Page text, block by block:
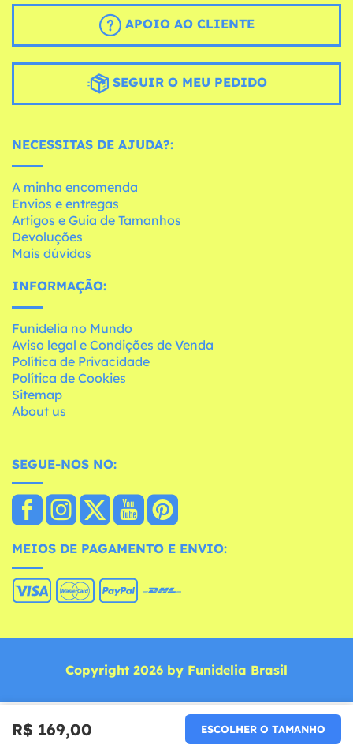
R$ 169,00 ESCOLHER O TAMANHO
APOIO AO CLIENTE
SEGUIR O MEU PEDIDO
NECESSITAS DE AJUDA?:
A minha encomenda
Envios e entregas
Artigos e Guia de Tamanhos
Devoluções
Mais dúvidas
INFORMAÇÃO:
Funidelia no Mundo
Aviso legal e Condições de Venda
Política de Privacidade
Política de Cookies
Sitemap
About us
SEGUE-NOS NO:
MEIOS DE PAGAMENTO E ENVIO:
Copyright 2026 by Funidelia Brasil